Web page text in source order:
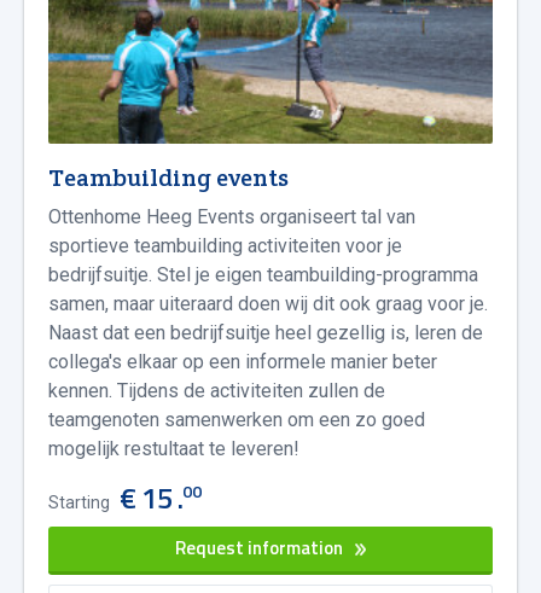
Teambuilding events
Ottenhome Heeg Events organiseert tal van
sportieve teambuilding activiteiten voor je
bedrijfsuitje. Stel je eigen teambuilding-programma
samen, maar uiteraard doen wij dit ook graag voor je.
Naast dat een bedrijfsuitje heel gezellig is, leren de
collega's elkaar op een informele manier beter
kennen. Tijdens de activiteiten zullen de
teamgenoten samenwerken om een zo goed
mogelijk restultaat te leveren!
Starting € 15 .00
Request information